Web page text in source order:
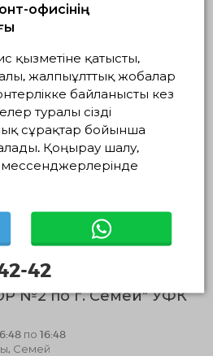
Өскемен
коррекции г.Усть-
№2 по г. Семей" УФК
по 16:48
Семей
офисінің
қызметіне қатысты,
жалпыұлттық жобалар
байланысты кез
туралы сізді
сұрақтар бойынша
Қоңырау шалу,
42